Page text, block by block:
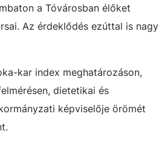
a Tóvárosban élőket
Az érdeklődés ezúttal is nagy
kar index meghatározáson,
dietetikai és
képviselője örömét